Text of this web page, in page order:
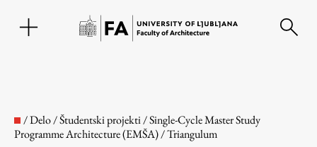
/Delo/Študentski projekti/Single-Cycle Master Study
Programme Architecture (EMŠA)/Triangulum